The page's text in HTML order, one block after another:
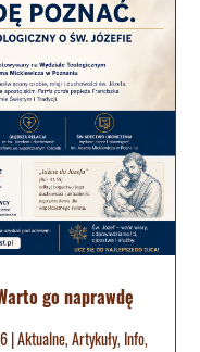
go naprawdę
|Aktualne,Artykuły,Info,